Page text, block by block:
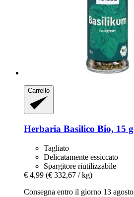
Carrello
Herbaria Basilico Bio, 15 g
Tagliato
Delicatamente essiccato
Spargitore riutilizzabile
€ 4,99 (€ 332,67 / kg)
Consegna entro il giorno 13 agosto